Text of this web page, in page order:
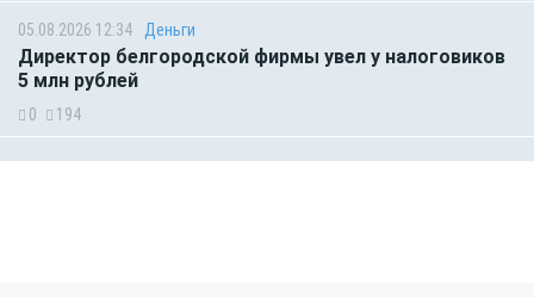
05.08.2026 12:34 Деньги
Директор белгородской фирмы увел у налоговиков
5 млн рублей
0 194